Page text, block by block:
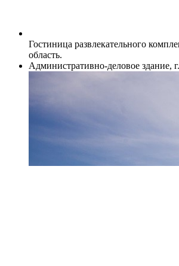
Гостиница развлекательного
область.
Административно-деловое здание,